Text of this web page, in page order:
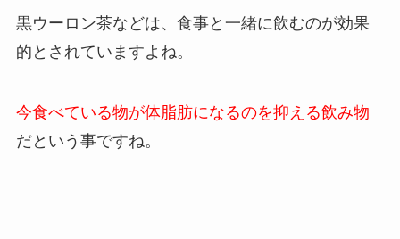
黒ウーロン茶などは、食事と一緒に飲むのが効果
的とされていますよね。
今食べている物が体脂肪になるのを抑える飲み物
だという事ですね。